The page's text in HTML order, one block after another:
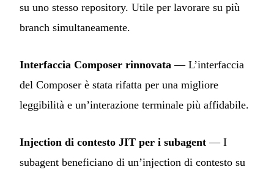
su uno stesso repository. Utile per lavorare su più
branch simultaneamente.
Interfaccia Composer rinnovata — L’interfaccia
del Composer è stata rifatta per una migliore
leggibilità e un’interazione terminale più affidabile.
Injection di contesto JIT per i subagent — I
subagent beneficiano di un’injection di contesto su